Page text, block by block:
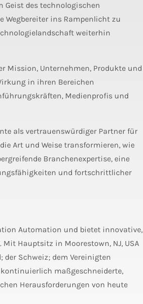
Geist des technologischen
ins Rampenlicht zu
weiterhin
Mission, Unternehmen, Produkte und
in ihren Bereichen
Medienprofis und
als vertrauenswürdiger Partner für
Art und Weise transformieren, wie
Branchenexpertise, eine
und fortschrittlicher
Automation und bietet innovative,
Hauptsitz in Moorestown, NJ, USA
der Schweiz; dem Vereinigten
maßgeschneiderte,
Herausforderungen von heute